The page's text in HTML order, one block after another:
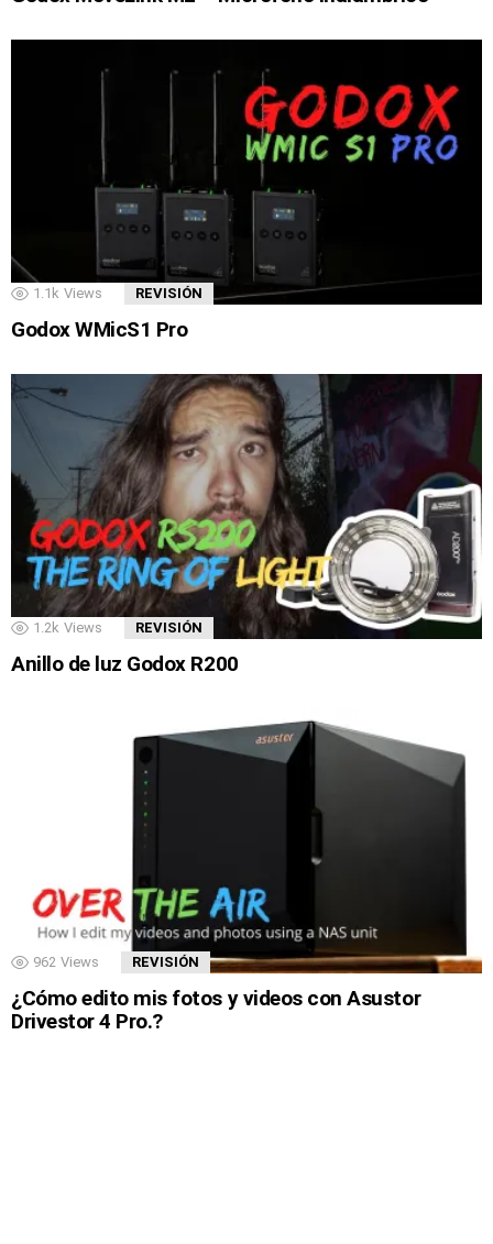
1.1k Views REVISIÓN
Godox WMicS1 Pro
1.2k Views REVISIÓN
Anillo de luz Godox R200
962 Views REVISIÓN
¿Cómo edito mis fotos y videos con Asustor
Drivestor 4 Pro.?